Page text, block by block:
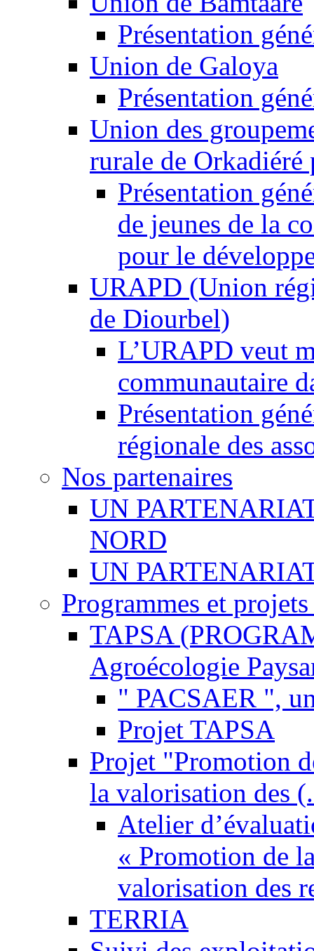
Présentation
Union de Galoya
Présentation
Union des
rurale de
Présentation
de jeunes de la
pour le
URAPD (Union
de Diourbel)
L’URAPD veut
communautaire
Présentation
régionale des
Nos partenaires
UN
NORD
UN
Programmes et
TAPSA
Agroécologie
" PACSAER ",
Projet TAPSA
Projet "Promotion
la valorisation des
Atelier
« Promotion de
valorisation des
TERRIA